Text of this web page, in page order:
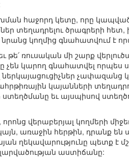
հաջորդ կետը, որը
տեղադրելու ծրագրերի
կողմից գնահատվում է
թե՛ ռուսական մի շարք
չեն կարող գնահատվել
ներկայացուցիչներ չափազանց
կայանների
եւ այսպիսով
վերաբերյալ կողմերի
առաջին հերթին, դրանք են
ղեկավարությունը պետք է
աստիճանը: